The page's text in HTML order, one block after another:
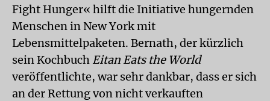
Fight Hunger« hilft die Initiative hungernden
Menschen in New York mit
Lebensmittelpaketen. Bernath, der kürzlich
sein Kochbuch Eitan Eats the World
veröffentlichte, war sehr dankbar, dass er sich
an der Rettung von nicht verkauften